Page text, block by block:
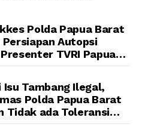
Polda Papua Barat
Autopsi
TVRI Papua
Idorway Telah
Kamis
Isu Tambang Ilegal,
Polda Papua Barat
Tidak ada Toleransi
Anggota